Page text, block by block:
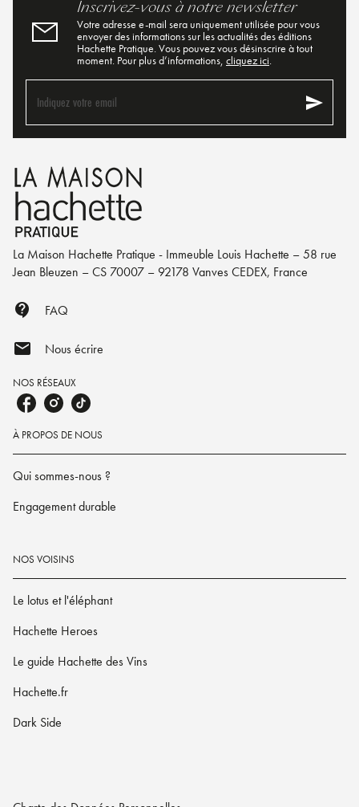
Inscrivez-vous à notre newsletter
Votre adresse e-mail sera uniquement utilisée pour vous
envoyer des informations sur les actualités des éditions
Hachette Pratique. Vous pouvez vous désinscrire à tout
moment. Pour plus d’informations, cliquez ici.
Indiquez votre email send
La Maison Hachette Pratique - Immeuble Louis Hachette – 58 rue
Jean Bleuzen – CS 70007 – 92178 Vanves CEDEX, France
contact_support FAQ
mail Nous écrire
NOS RÉSEAUX
À PROPOS DE NOUS
Qui sommes-nous ?
Engagement durable
NOS VOISINS
Le lotus et l'éléphant
Hachette Heroes
Le guide Hachette des Vins
Hachette.fr
Dark Side